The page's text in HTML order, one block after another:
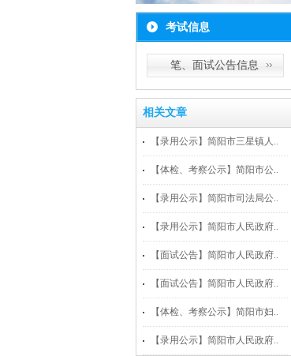
考试信息
笔、面试公告信息
相关文章
【录用公示】简阳市三星镇人..
【体检、考察公示】简阳市公..
【录用公示】简阳市司法局公..
【录用公示】简阳市人民政府..
【面试公告】简阳市人民政府..
【面试公告】简阳市人民政府..
【体检、考察公示】简阳市妇..
【录用公示】简阳市人民政府..